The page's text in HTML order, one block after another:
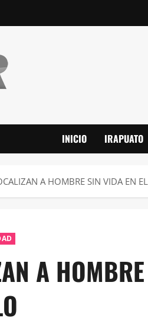
INICIO IRAPUATO
A HOMBRE SIN VIDA EN
A